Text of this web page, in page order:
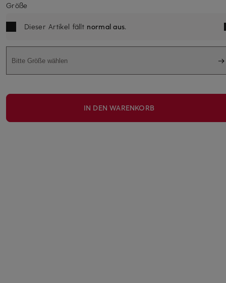
Größe
Dieser Artikel fällt normal aus.
Bitte Größe wählen
IN DEN WARENKORB